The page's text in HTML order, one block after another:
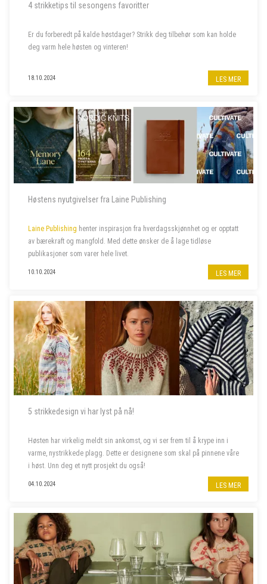
4 strikketips til sesongens favoritter
Er du forberedt på kalde høstdager? Strikk deg tilbehør som kan holde
deg varm hele høsten og vinteren!
18.10.2024 LES MER
Høstens nyutgivelser fra Laine Publishing
Laine Publishing henter inspirasjon fra hverdagsskjønnhet og er opptatt
av bærekraft og mangfold. Med dette ønsker de å lage tidløse
publikasjoner som varer hele livet.
10.10.2024 LES MER
5 strikkedesign vi har lyst på nå!
Høsten har virkelig meldt sin ankomst, og vi ser frem til å krype inn i
varme, nystrikkede plagg. Dette er designene som skal på pinnene våre
i høst. Unn deg et nytt prosjekt du også!
04.10.2024 LES MER